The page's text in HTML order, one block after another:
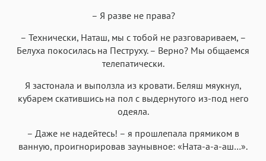
– Я разве не права?
– Технически, Наташ, мы с тобой не разговариваем, –
Белуха покосилась на Пеструху. – Верно? Мы общаемся
телепатически.
Я застонала и выползла из кровати. Беляш мяукнул,
кубарем скатившись на пол с выдернутого из-под него
одеяла.
– Даже не надейтесь! – я прошлепала прямиком в
ванную, проигнорировав заунывное: «Ната-а-а-аш…».